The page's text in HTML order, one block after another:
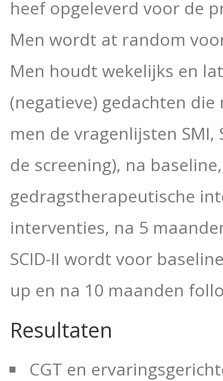
heef opgeleverd voor de
Men wordt at random
Men houdt wekelijks en
(negatieve) gedachten
men de vragenlijsten SMI,
de screening), na
gedragstherapeutische
interventies, na 5
SCID-II wordt voor
up en na 10 maanden
Resultaten
CGT en